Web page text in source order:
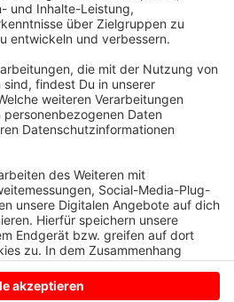
entscheidet sich anhand der
Technik dauerhaft im